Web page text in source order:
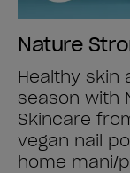
Nature
Healthy skin
season with
Skincare
vegan nail
home mani/